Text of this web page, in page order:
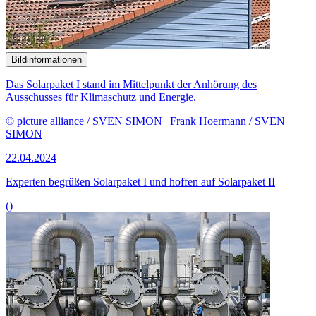
Bildinformationen
Das Solarpaket I stand im Mittelpunkt der Anhörung des
Ausschusses für Klimaschutz und Energie.
© picture alliance / SVEN SIMON | Frank Hoermann / SVEN
SIMON
22.04.2024
Experten begrüßen Solarpaket I und hoffen auf Solarpaket II
()